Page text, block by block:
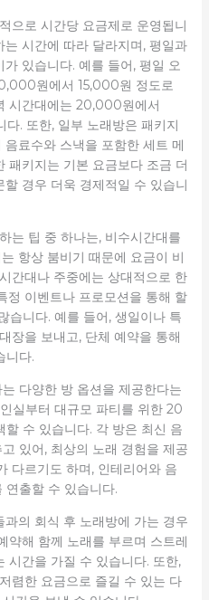
으로 시간당 요금제로 운영됩니
시간에 따라 달라지며, 평일과
있습니다. 예를 들어, 평일 오
원에서 15,000원 정도로
시간대에는 20,000원에서
. 또한, 일부 노래방은 패키지
료수와 스낵을 포함한 세트 메
패키지는 기본 요금보다 조금 더
경우 더욱 경제적일 수 있습니
는 팁 중 하나는, 비수시간대를
항상 붐비기 때문에 요금이 비
간대나 주중에는 상대적으로 한
정 이벤트나 프로모션을 통해 할
습니다. 예를 들어, 생일이나 특
장을 보내고, 단체 예약을 통해
니다.
다양한 방 옵션을 제공한다는
실부터 대규모 파티를 위한 20
수 있습니다. 각 방은 최신 음
있어, 최상의 노래 경험을 제공
다르기도 하며, 인테리어와 음
연출할 수 있습니다.
의 회식 후 노래방에 가는 경우
약해 함께 노래를 부르며 스트레
시간을 가질 수 있습니다. 또한,
렴한 요금으로 즐길 수 있는 다